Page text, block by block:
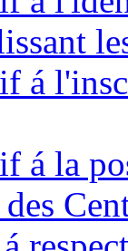
á
á la